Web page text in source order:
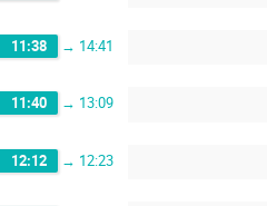
11:38 → 14:41
11:40 → 13:09
12:12 → 12:23